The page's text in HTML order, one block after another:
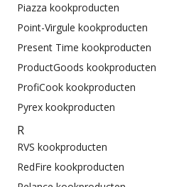
Piazza kookproducten
Point-Virgule kookproducten
Present Time kookproducten
ProductGoods kookproducten
ProfiCook kookproducten
Pyrex kookproducten
R
RVS kookproducten
RedFire kookproducten